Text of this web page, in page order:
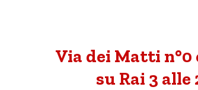
Via dei Matti n°0
su Rai 3